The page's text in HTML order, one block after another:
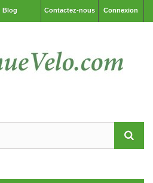
Connexion
Contactez-nous
Blog